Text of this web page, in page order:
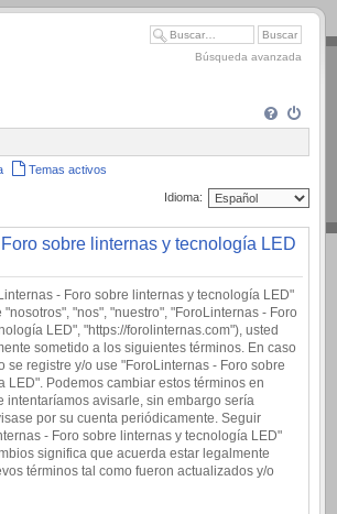
Búsqueda avanzada
Temas activos
Idioma:
sobre linternas y tecnología LED
- Foro sobre linternas y tecnología LED"
"nos", "nuestro", "ForoLinternas - Foro
LED", "https://forolinternas.com"), usted
sometido a los siguientes términos. En caso
se registre y/o use "ForoLinternas - Foro sobre
LED". Podemos cambiar estos términos en
intentaríamos avisarle, sin embargo sería
por su cuenta periódicamente. Seguir
- Foro sobre linternas y tecnología LED"
significa que acuerda estar legalmente
términos tal como fueron actualizados y/o